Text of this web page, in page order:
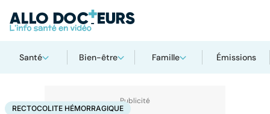
Santé Bien-être Famille Émissions
AccueilSantéMaladiesRectocolite hémorragique
RECTOCOLITE HÉMORRAGIQUE